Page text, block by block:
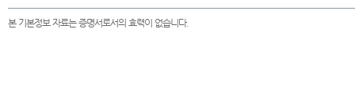
본 기본정보 자료는 증명서로서의 효력이 없습니다.